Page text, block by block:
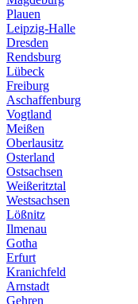
Plauen
Leipzig-Halle
Dresden
Rendsburg
Lübeck
Freiburg
Aschaffenburg
Vogtland
Meißen
Oberlausitz
Osterland
Ostsachsen
Weißeritztal
Westsachsen
Lößnitz
Ilmenau
Gotha
Erfurt
Kranichfeld
Arnstadt
Gehren